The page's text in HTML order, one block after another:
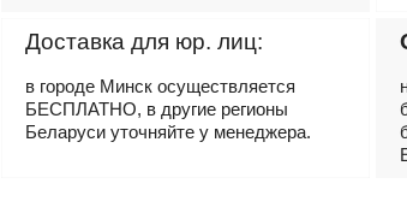
Доставка для юр. лиц:
в городе Минск осуществляется
БЕСПЛАТНО, в другие регионы
Беларуси уточняйте у менеджера.